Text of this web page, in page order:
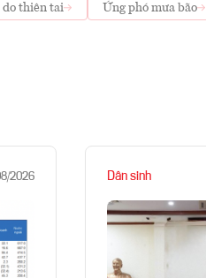
thiên tai Ứng phó mưa bão
2026 Dân sinh